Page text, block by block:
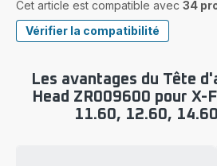
Cet article est compatible avec 34
Vérifier la compatibilité
Les avantages du Tête
Head ZR009600 pour X-
11.60, 12.60,